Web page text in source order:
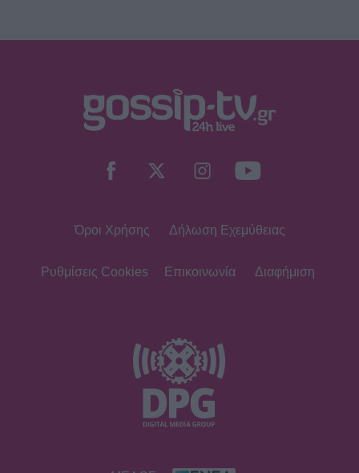
Όροι Χρήσης Δήλωση Εχεμύθειας
Ρυθμίσεις Cookies Επικοινωνία Διαφήμιση